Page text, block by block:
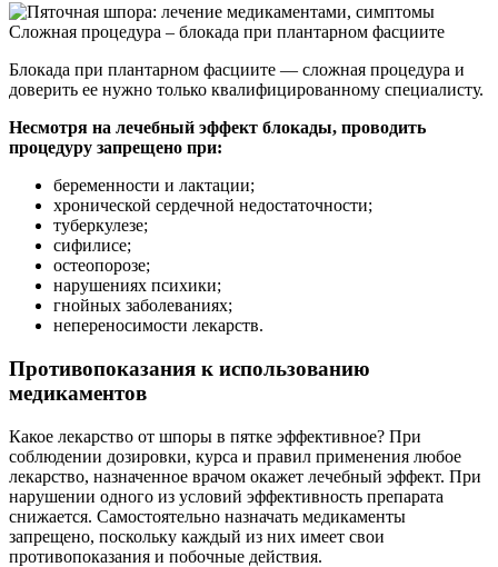
Сложная процедура – блокада при плантарном фасциите
Блокада при плантарном фасциите — сложная процедура и
доверить ее нужно только квалифицированному специалисту.
Несмотря на лечебный эффект блокады, проводить
процедуру запрещено при:
беременности и лактации;
хронической сердечной недостаточности;
туберкулезе;
сифилисе;
остеопорозе;
нарушениях психики;
гнойных заболеваниях;
непереносимости лекарств.
Противопоказания к использованию
медикаментов
Какое лекарство от шпоры в пятке эффективное? При
соблюдении дозировки, курса и правил применения любое
лекарство, назначенное врачом окажет лечебный эффект. При
нарушении одного из условий эффективность препарата
снижается. Самостоятельно назначать медикаменты
запрещено, поскольку каждый из них имеет свои
противопоказания и побочные действия.